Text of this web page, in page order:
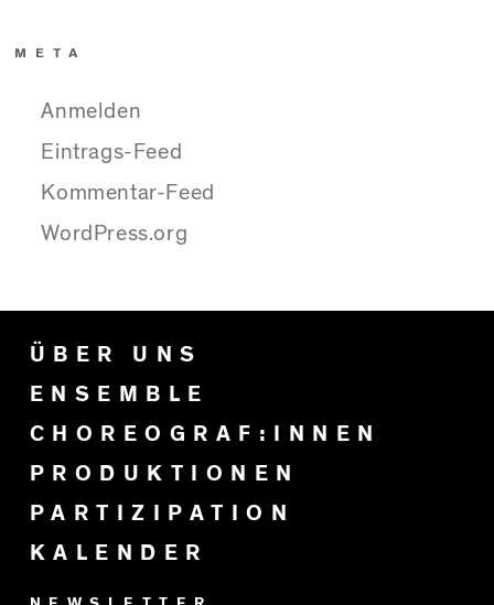
META
Anmelden
Eintrags-Feed
Kommentar-Feed
WordPress.org
ÜBER UNS
ENSEMBLE
CHOREOGRAF:INNEN
PRODUKTIONEN
PARTIZIPATION
KALENDER